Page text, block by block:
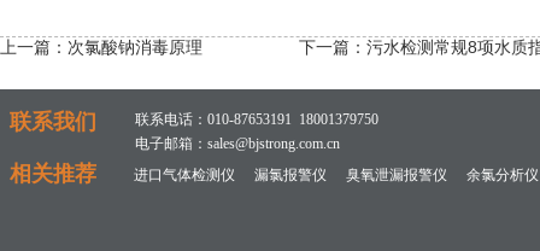
上一篇： 次氯酸钠消毒原理 下一篇： 污水检测常规8项水质
联系我们
联系电话：010-87653191 18001379750
电子邮箱：sales@bjstrong.com.cn
相关推荐 进口气体检测仪 漏氯报警仪 臭氧泄漏报警仪 余氯分析仪